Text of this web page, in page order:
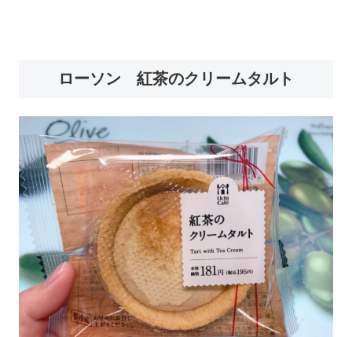
ローソン 紅茶のクリームタルト